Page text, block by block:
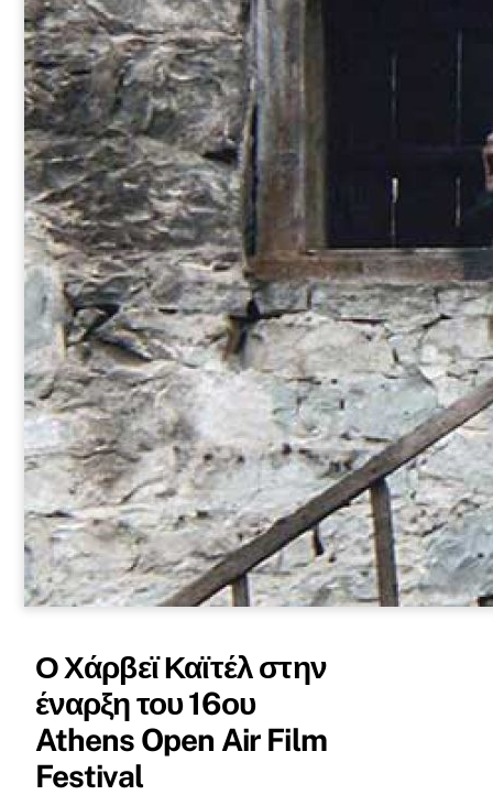
Ο Χάρβεϊ Καϊτέλ στην
έναρξη του 16ου
Athens Open Air Film
Festival